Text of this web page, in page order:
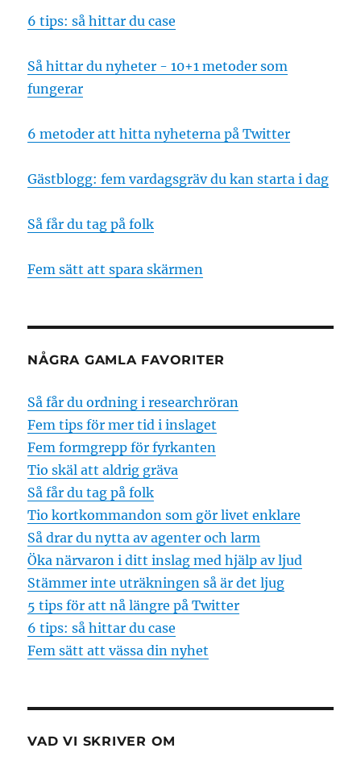
6 tips: så hittar du case
Så hittar du nyheter - 10+1 metoder som
fungerar
6 metoder att hitta nyheterna på Twitter
Gästblogg: fem vardagsgräv du kan starta i dag
Så får du tag på folk
Fem sätt att spara skärmen
NÅGRA GAMLA FAVORITER
Så får du ordning i researchröran
Fem tips för mer tid i inslaget
Fem formgrepp för fyrkanten
Tio skäl att aldrig gräva
Så får du tag på folk
Tio kortkommandon som gör livet enklare
Så drar du nytta av agenter och larm
Öka närvaron i ditt inslag med hjälp av ljud
Stämmer inte uträkningen så är det ljug
5 tips för att nå längre på Twitter
6 tips: så hittar du case
Fem sätt att vässa din nyhet
VAD VI SKRIVER OM